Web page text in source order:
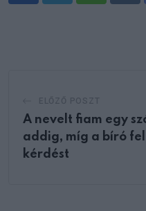
A nevelt fiam egy
addig, míg a bíró
kérdést